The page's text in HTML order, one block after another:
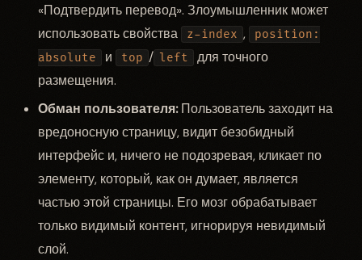
«Подтвердить перевод». Злоумышленник может
использовать свойства
z-index ,
position:
absolute
и top / left
для точного
размещения.
Обман пользователя:Пользователь заходит на
вредоносную страницу, видит безобидный
интерфейс и, ничего не подозревая, кликает по
элементу, который, как он думает, является
частью этой страницы. Его мозг обрабатывает
только видимый контент, игнорируя невидимый
слой.